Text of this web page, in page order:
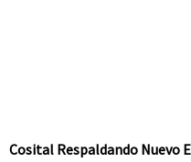
Cosital Respaldando Nuevo